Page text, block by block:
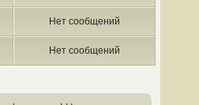
Нет сообщений
Нет сообщений